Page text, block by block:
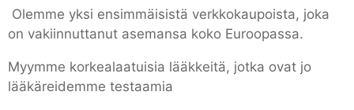
Olemme yksi ensimmäisistä verkkokaupoista, joka
on vakiinnuttanut asemansa koko Euroopassa.
Myymme korkealaatuisia lääkkeitä, jotka ovat jo
lääkäreidemme testaamia